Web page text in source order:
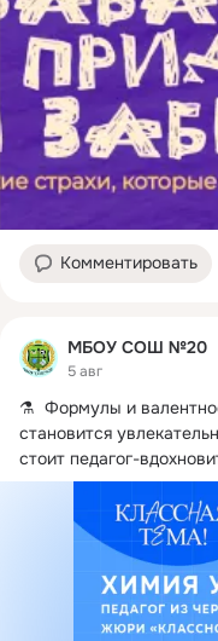
Комментировать
МБОУ СОШ №20
5 авг
⚗️  Формулы и
становится
стоит педагог-